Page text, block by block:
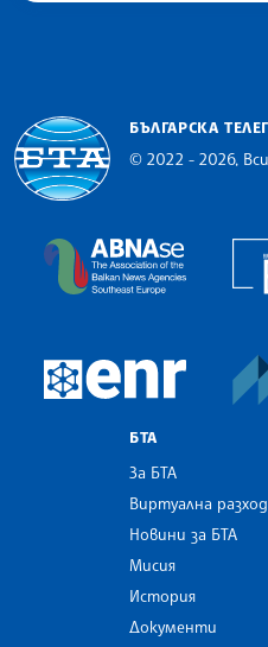
БЪЛГАРСКА
© 2022 - 2026,
The
European
БТА
За БТА
Виртуална
Новини за БТА
Мисия
История
Документи